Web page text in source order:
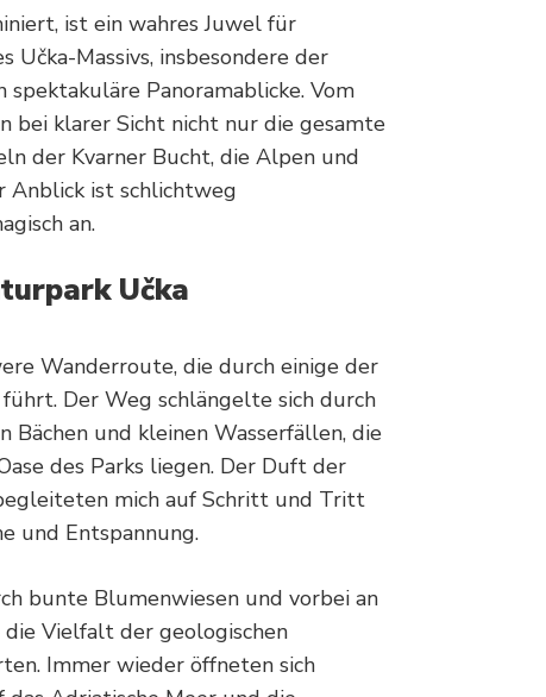
ist ein wahres Juwel für
Massivs, insbesondere der
Panoramablicke. Vom
bei klarer Sicht nicht nur die gesamte
der Kvarner Bucht, die Alpen und
Anblick ist schlichtweg
an.
Učka
Wanderroute, die durch einige der
Der Weg schlängelte sich durch
Bächen und kleinen Wasserfällen, die
des Parks liegen. Der Duft der
mich auf Schritt und Tritt
und Entspannung.
bunte Blumenwiesen und vorbei an
Vielfalt der geologischen
Immer wieder öffneten sich